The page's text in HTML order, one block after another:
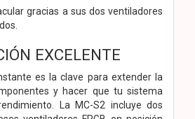
gracias a sus dos ventiladores
EXCELENTE
es la clave para extender la
y hacer que tu sistema
La MC-S2 incluye dos